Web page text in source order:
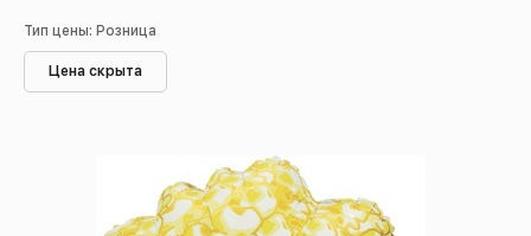
Тип цены: Розница
Цена скрыта